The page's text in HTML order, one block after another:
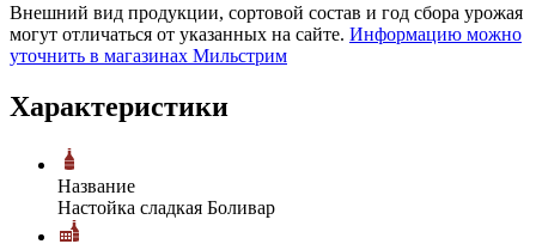
Внешний вид продукции, сортовой состав и год сбора урожая
могут отличаться от указанных на сайте. Информацию можно
уточнить в магазинах Мильстрим
Характеристики
Название
Настойка сладкая Боливар